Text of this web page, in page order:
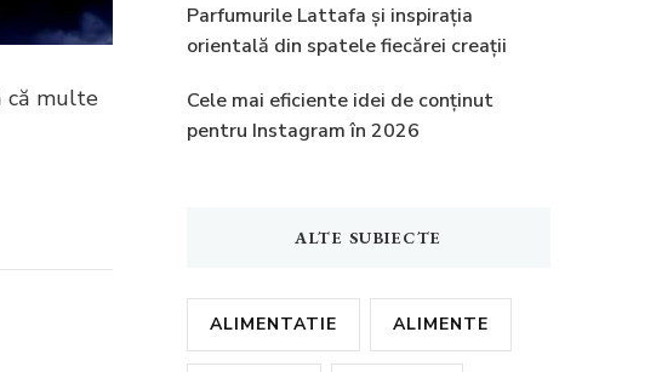
că multe
Parfumurile Lattafa și inspirația
orientală din spatele fiecărei creații
Cele mai eficiente idei de conținut
pentru Instagram în 2026
ALTE SUBIECTE
ALIMENTATIE ALIMENTE